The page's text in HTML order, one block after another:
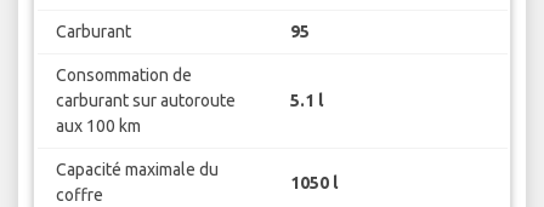
Carburant 95
Consommation de
carburant sur autoroute
aux 100 km
5.1 l
Capacité maximale du
coffre
1050 l